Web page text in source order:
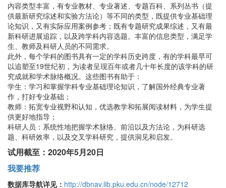
内容类型丰富，有专业教材、专业著述、专题百科、系列丛书（提
供最新研究综述和实验方法论）等不同的类型，既提供专业基础理
论知识，又有实际应用案例参考；既有专题研究成果综述，又有最
新科研进展追踪，以及跨学科内容选题。丰富的信息类型，满足学
生、教师及科研人员的不同需求。
此外，每个学科的图书具有一定的学科历史跨度，有的学科最早可
以追塑至19世纪初，为读者呈现百年或者几十年长度的该学科的研
究成就和学术脉络概况。这些图书有助于：
学生：学习和掌握学科专业基础理论知识，了解国外经典专业著
作，打好专业基础；
教师：拓宽专业视野和认知，优选教学和拓展阅读材料，为学生提
供更好地指导；
科研人员：系统性地把握学术脉络、前沿以及方法论，为科研选
题、科研效率，以及交叉学科研究，提供洞见和启发。
试用截至：2020年5月20日
我要推荐
数据库导航详见： http://dbnav.lib.pku.edu.cn/node/12712